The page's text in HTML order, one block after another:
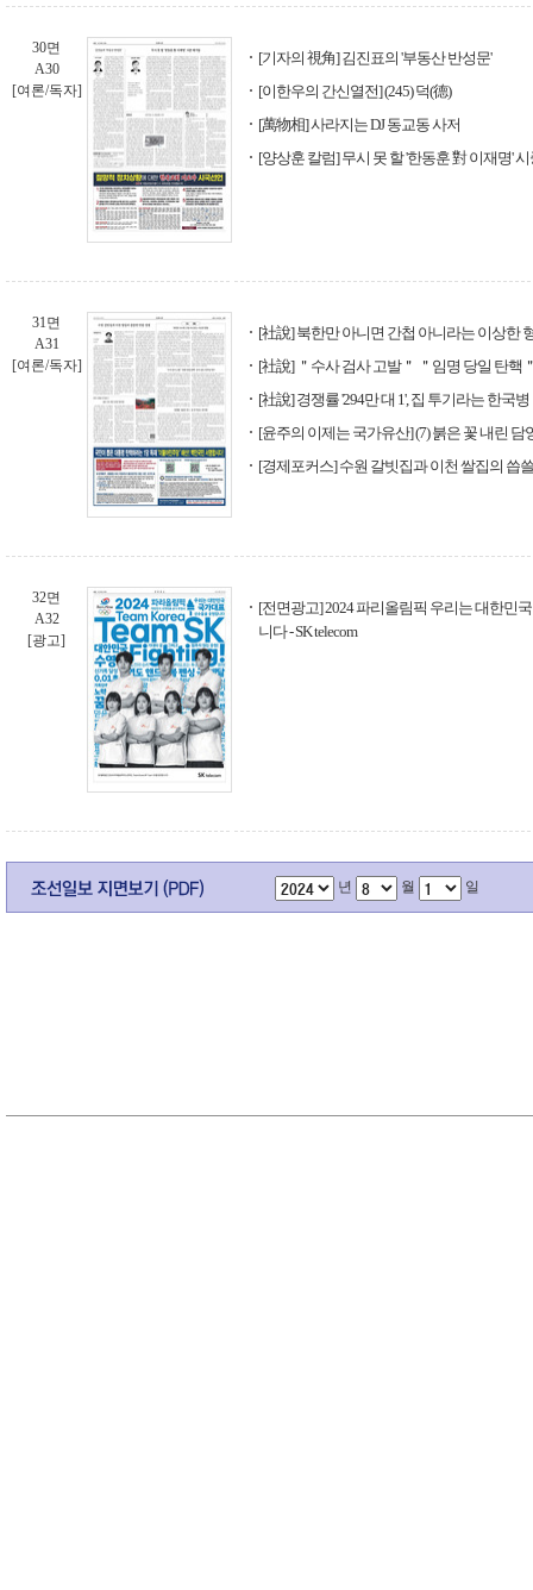
30면
A30
[여론/독자]
[기자의 視角] 김진표의 '부동산 반성문'
[이한우의 간신열전] (245) 덕(德)
[萬物相] 사라지는 DJ 동교동 사저
[양상훈 칼럼] 무시 못 할 '한동훈 對 이재명'
31면
A31
[여론/독자]
[社說] 북한만 아니면 간첩 아니라는 이상한
[社說] ＂수사 검사 고발＂ ＂임명 당일 탄핵
[社說] 경쟁률 '294만 대 1', 집 투기라는 한국병
[윤주의 이제는 국가유산] (7) 붉은 꽃 내린 담
[경제포커스] 수원 갈빗집과 이천 쌀집의 씁
32면
A32
[광고]
[전면광고] 2024 파리올림픽 우리는 대한민
니다 - SK telecom
년 월 일